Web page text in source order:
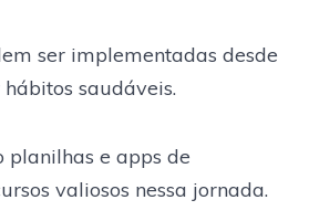
ser implementadas desde
saudáveis.
planilhas e apps de
valiosos nessa jornada.